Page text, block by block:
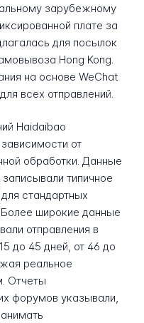
зарубежному
плате за
для посылок
Hong Kong.
на основе WeChat
всех отправлений.
Haidaibao
от
обработки. Данные
типичное
стандартных
широкие данные
отправления в
до 45 дней, от 46 до
реальное
Отчеты
форумов указывали,